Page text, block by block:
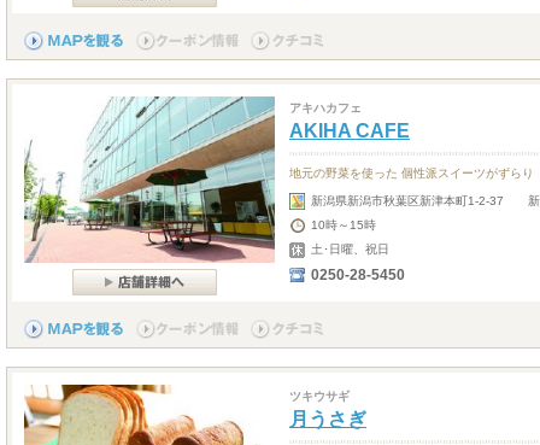
アキハカフェ
AKIHA CAFE
地元の野菜を使った 個性派スイーツがずらり
新潟県新潟市秋葉区新津本町1-2-37 新
10時～15時
土･日曜、祝日
0250-28-5450
ツキウサギ
月うさぎ